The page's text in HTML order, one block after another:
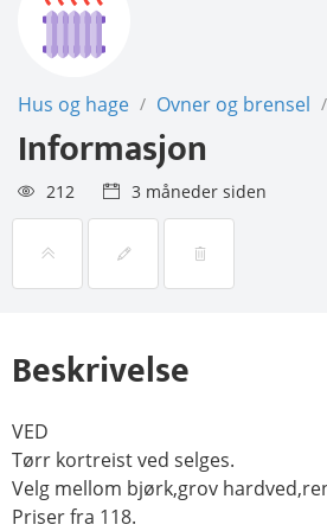
Hus og hage / Ovner og brensel /
Informasjon
212 3 måneder siden
Beskrivelse
VED
Tørr kortreist ved selges.
Velg mellom bjørk,grov
Priser fra 118.